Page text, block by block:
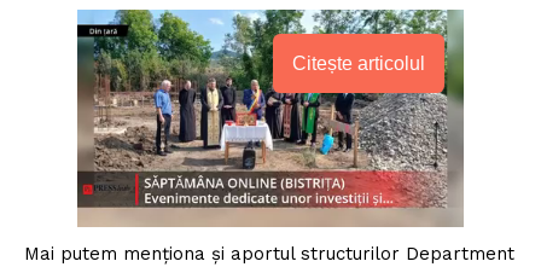
Citește articolul
Mai putem menționa și aportul structurilor Department